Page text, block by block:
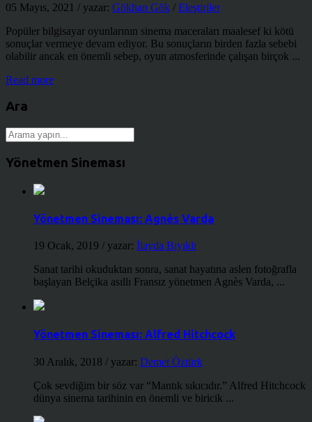
05 Mayıs, 2021 / yazar: Gökhan Gök / Eleştiriler
Popüler bilgisayar oyunlarının sinema maceraları maalesef ki kötü
sonuçlar vermeye devam ediyor. Bu sonuçların birden fazla sebebi
olabilir ancak en önemli sebep, oyun atmosferinde çalışan birçok ...
Read more
Ara
Yönetmen Sineması
Yönetmen Sineması: Agnès Varda
19 Ocak, 2019 / yazar: İlayda Bıyıklı
Sanat tarihi okuduktan sonra, sanat hayatına aslen fotoğrafla
başlayan Belçika asıllı Fransız yönetmen Agnès Varda, ...
Yönetmen Sineması: Alfred Hitchcock
30 Aralık, 2018 / yazar: Demet Öztürk
Çok sevdiğim bir söz var “Mantık sıkıcıdır.” Alfred Hitchcock
dünya sinema tarihinin en önemli ve biricik ...